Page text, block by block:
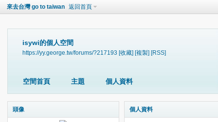
來去台灣 go to taiwan 返回首頁
isywi的個人空間
https://yy.george.tw/forums/?217193 [收藏] [複製] [RSS]
空間首頁 主題 個人資料
頭像 個人資料